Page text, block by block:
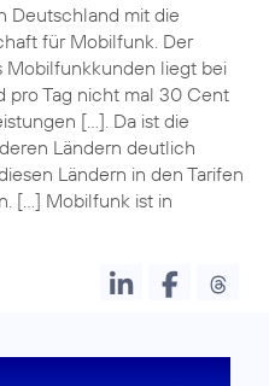
Deutschland mit die
für Mobilfunk. Der
Mobilfunkkunden liegt bei
pro Tag nicht mal 30 Cent
[...]. Da ist die
Ländern deutlich
Ländern in den Tarifen
[...] Mobilfunk ist in